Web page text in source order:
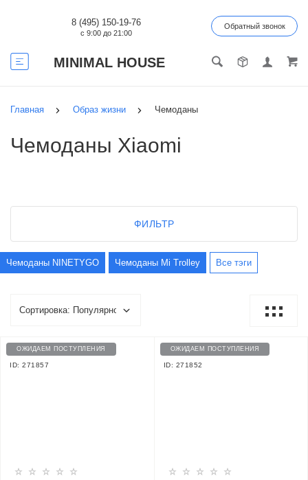
MINIMAL HOUSE
8 (495) 150-19-76
с 9:00 до 21:00
Обратный звонок
Главная Образ жизни Чемоданы
Чемоданы Xiaomi
ФИЛЬТР
Чемоданы NINETYGO Чемоданы Mi Trolley Все тэги
ОЖИДАЕМ ПОСТУПЛЕНИЯ
ID: 271857
ОЖИДАЕМ ПОСТУПЛЕНИЯ
ID: 271852